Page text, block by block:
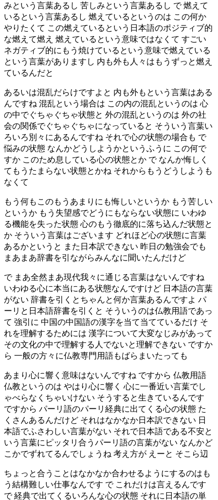
みという言葉あるし 苦しみという言葉あるし で 燃えて
いるという言葉あるし 燃えているというのは この何か
やりたくて この燃えているという日本語のポジティブ的
な燃えて燃え 燃えているという意味ではなくて すごい
ネガティブ的にもう焼けているという意味で燃えている
という言葉がありますし 内も外も人々はもうずっと燃え
ているんだと
あるいは混乱だらけですよと 内も外もという言葉はある
んですね 混乱という場合は この内の混乱というのは 心
の中でぐちゃぐちゃ状態と 外の混乱というのは 外の社
会の関係でぐちゃぐちゃになっていると そういう言葉い
ろいろ別々にあるんですね それで心の状態の場合も で
悩みの状態 なんかどうしようかというふうに この何で
すか このため息している心の状態とか で なんか悔しく
てもうたまらない状態とかね それからもうどうしようも
なくて
もう何もこのもうあまりにも悔しいというか もう苦しい
というか もう失望感でどうにもならない状態に いわゆ
る機能を失った状態 心のもう徹底的に落ち込んだ状態と
か そういう言葉はございます どれほど心の状態に言葉
あるかというと また日本訳できない 昨日の勉強会でも
まあまあ辞書を引ながらみんなに聞いたんだけど
で まあ全然まあ現代我々に通じる言葉はないんですね
いわゆる心に本当にある状態なんですけど 日本語の言葉
がない 辞書を引くとちゃんと何か言葉あるんですよ パ
ーリと日本語辞書を引くと そういうのは仏教用語であっ
て 強引に 中国の中国語の漢字を当て当てているだけ そ
れを理解するためには 漢字について大変なじみがあって
その文化の中で理解する人でないと理解できない ですか
ら 一般の方々に仏教専門用語もばらまいたっても
あまり心に響く意味はないんですね ですから 仏教用語
仏教というのは やはり心に響く 心に一番近い言葉でし
ゃべらなくちゃいけない そうすると生きているんです
ですから パーリ語のパーリ経典に出てくる心の状態 た
くさんあるんだけど それはなかなか日本訳できない 日
本語でふさわしい言葉がない それで日本語である不安と
いう言葉にピッタリ合うパーリ語の言葉がない なんかど
こかでずれてるんでしょうね 考え方が えーと そこら辺
ちょっと合うことはなかなか合わせるようにするのはも
う結構難しい仕事なんです で これだけは言えるんです
で 経典で出てくるいろんな心の状態 それに日本語の単